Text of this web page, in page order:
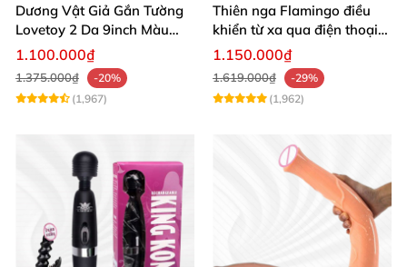
Dương Vật Giả Gắn Tường
Lovetoy 2 Da 9inch Màu
Flesh Hàng Chính Hãng
1.100.000₫
1.375.000₫
-20%
(1,967)
Thiên nga Flamingo điều
khiển từ xa qua điện thoại
cực dễ dàng
1.150.000₫
1.619.000₫
-29%
(1,962)